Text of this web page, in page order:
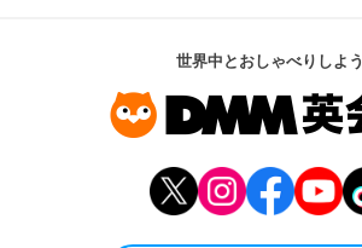
世界中とおしゃべりしよう